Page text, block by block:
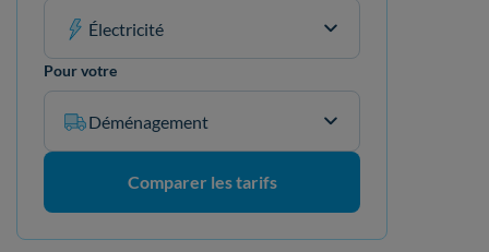
Électricité
Pour votre
Déménagement
Comparer les tarifs